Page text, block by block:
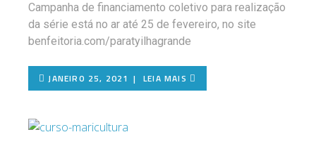
Campanha de financiamento coletivo para realização
da série está no ar até 25 de fevereiro, no site
benfeitoria.com/paratyilhagrande
JANEIRO 25, 2021 LEIA MAIS